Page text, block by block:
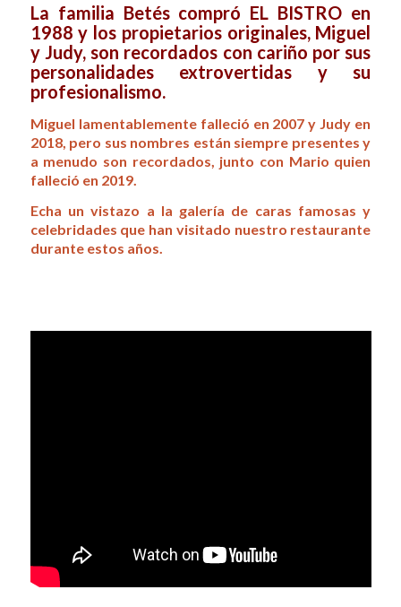
La familia Betés compró EL BISTRO en
1988 y los propietarios originales, Miguel
y Judy, son recordados con cariño por sus
personalidades extrovertidas y su
profesionalismo.
Miguel lamentablemente falleció en 2007 y Judy en
2018, pero sus nombres están siempre presentes y
a menudo son recordados, junto con Mario quien
falleció en 2019.
Echa un vistazo a la galería de caras famosas y
celebridades que han visitado nuestro restaurante
durante estos años.